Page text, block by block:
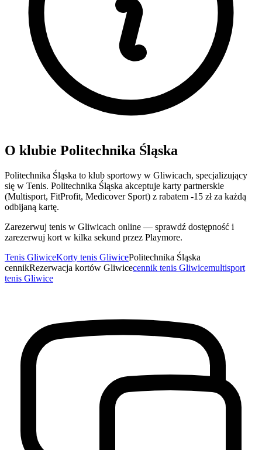
O klubie Politechnika Śląska
Politechnika Śląska to klub sportowy w Gliwicach, specjalizujący
się w Tenis. Politechnika Śląska akceptuje karty partnerskie
(Multisport, FitProfit, Medicover Sport) z rabatem -15 zł za każdą
odbijaną kartę.
Zarezerwuj tenis w Gliwicach online — sprawdź dostępność i
zarezerwuj kort w kilka sekund przez Playmore.
Tenis GliwiceKorty tenis GliwicePolitechnika Śląska
cennikRezerwacja kortów Gliwicecennik tenis Gliwicemultisport
tenis Gliwice